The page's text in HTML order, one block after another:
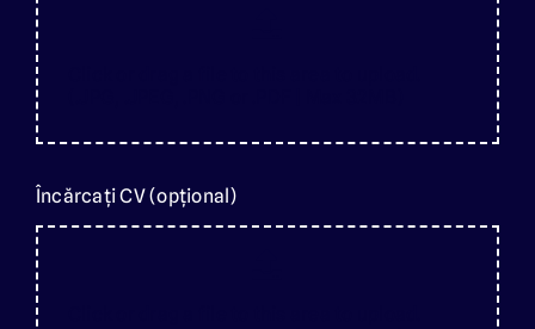
Încărcați CV (opțional)